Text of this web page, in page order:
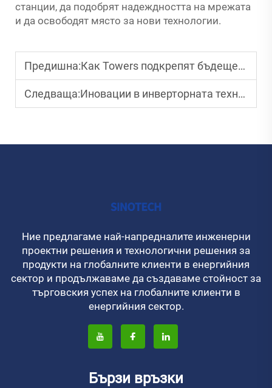
станции, да подобрят надеждността на мрежата
и да освободят място за нови технологии.
Предишна:Как Towers подкрепят бъдещето на инфраструктурата за възобновяема енергия
Следваща:Иновации в инверторната технология за възобновяема енергия
Ние предлагаме най-напредналите инженерни
проектни решения и технологични решения за
продукти на глобалните клиенти в енергийния
сектор и продължаваме да създаваме стойност за
търговския успех на глобалните клиенти в
енергийния сектор.
Бързи връзки